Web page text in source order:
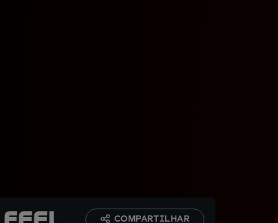
COMPARTILHAR